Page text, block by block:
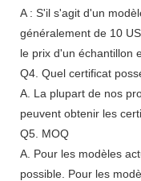
A : S'il s'agit d'un
généralement de 10
le prix d'un échantillon
Q4. Quel certificat
A. La plupart de nos
peuvent obtenir les
Q5. MOQ
A. Pour les modèles
possible. Pour les